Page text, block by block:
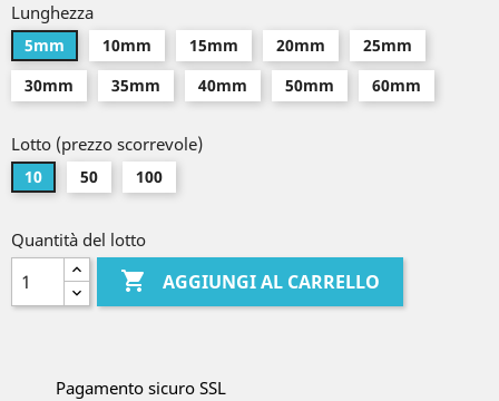
Lunghezza
5mm 10mm 15mm 20mm
25mm
30mm
35mm 40mm 50mm 60mm
Lotto (prezzo scorrevole)
10 50 100
Quantità del lotto
 AGGIUNGI AL CARRELLO
Pagamento sicuro SSL